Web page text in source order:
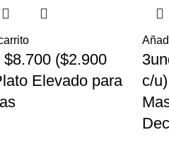
$8.700 ($2.900
Elevado para
c/